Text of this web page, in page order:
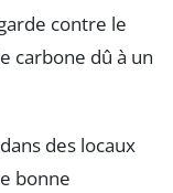
contre le
carbone dû à un
des locaux
bonne